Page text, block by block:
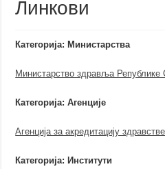
Линкови
Категорија: Министарства
Министарство здравља Републике
Категорија: Агенције
Агенција за акредитацију
Категорија: Институти